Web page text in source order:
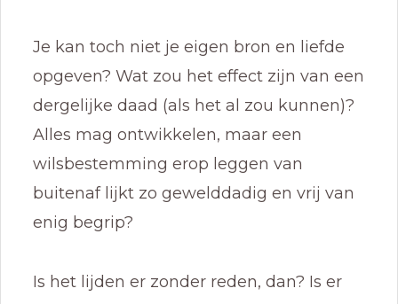
Je kan toch niet je eigen bron en liefde
opgeven? Wat zou het effect zijn van een
dergelijke daad (als het al zou kunnen)?
Alles mag ontwikkelen, maar een
wilsbestemming erop leggen van
buitenaf lijkt zo gewelddadig en vrij van
enig begrip?
Is het lijden er zonder reden, dan? Is er